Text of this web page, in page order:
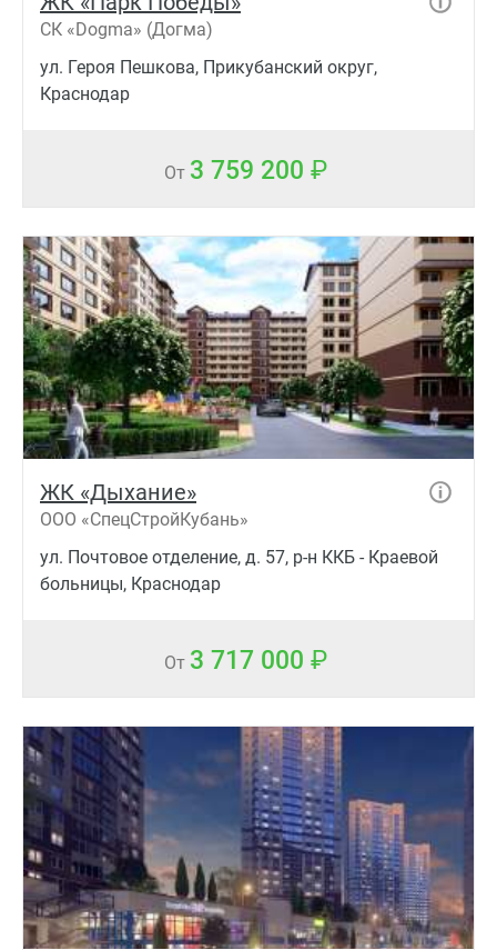
СК «Dogma» (Догма)
ул. Героя Пешкова, Прикубанский округ,
Краснодар
От 3 759 200
ЖК «Дыхание»
ООО «СпецСтройКубань»
ул. Почтовое отделение, д. 57, р-н ККБ - Краевой
больницы, Краснодар
От 3 717 000